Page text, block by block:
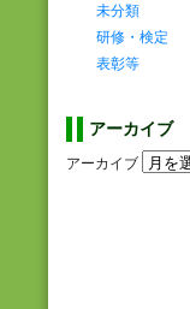
未分類
研修・検定
表彰等
アーカイブ
アーカイブ